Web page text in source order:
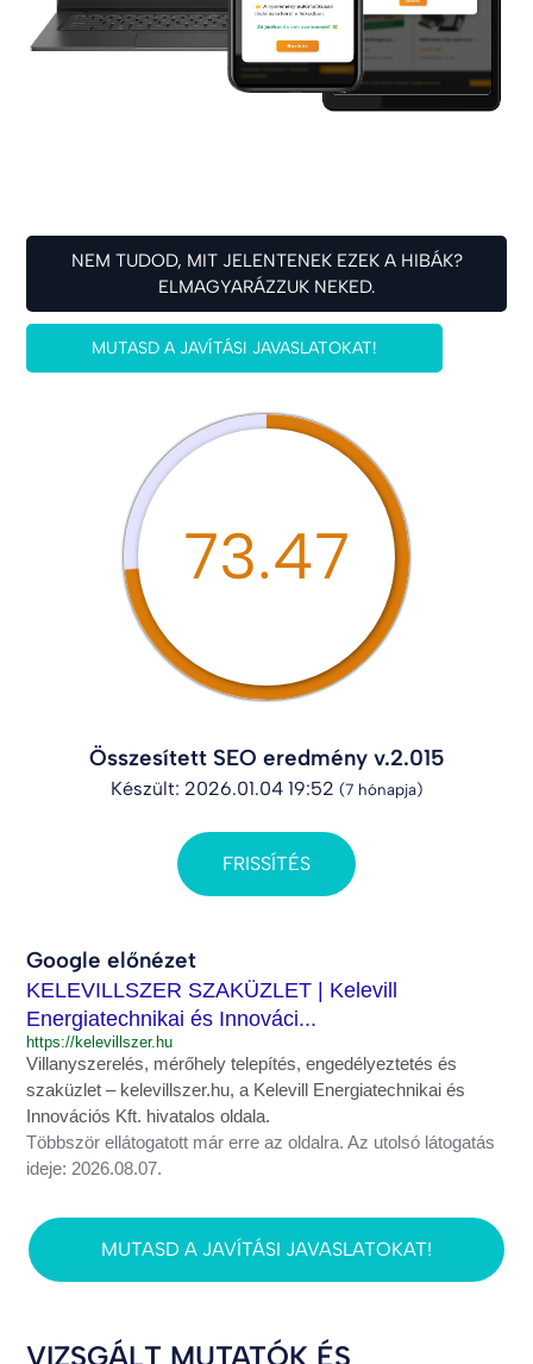
NEM TUDOD, MIT JELENTENEK EZEK A HIBÁK?
ELMAGYARÁZZUK NEKED.
MUTASD A JAVÍTÁSI JAVASLATOKAT!
73.47
Összesített SEO eredmény v.2.015
Készült: 2026.01.04 19:52 (7 hónapja)
FRISSÍTÉS
Google előnézet
KELEVILLSZER SZAKÜZLET | Kelevill
Energiatechnikai és Innováci...
https://kelevillszer.hu
Villanyszerelés, mérőhely telepítés, engedélyeztetés és
szaküzlet – kelevillszer.hu, a Kelevill Energiatechnikai és
Innovációs Kft. hivatalos oldala.
Többször ellátogatott már erre az oldalra. Az utolsó látogatás
ideje: 2026.08.07.
MUTASD A JAVÍTÁSI JAVASLATOKAT!
VIZSGÁLT MUTATÓK ÉS